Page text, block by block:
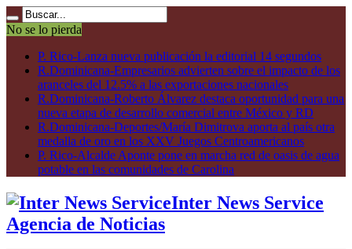
No se lo pierda
P. Rico-Lanza nueva publicación la editorial 14 segundos
R.Dominicana-Empresarios advierten sobre el impacto de los
aranceles del 12.5% a las exportaciones nacionales
R.Dominicana-Roberto Álvarez destaca oportunidad para una
nueva etapa de desarrollo comercial entre México y RD
R.Dominicana-Deportes/María Dimitrova aporta al país otra
medalla de oro en los XXV Juegos Centroamericanos
P. Rico-Alcalde Aponte pone en marcha red de oasis de agua
potable en las comunidades de Carolina
Inter News Service
Agencia de Noticias